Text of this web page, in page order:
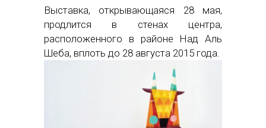
Выставка, открывающаяся 28 мая,
продлится в стенах центра,
расположенного в районе Над Аль
Шеба, вплоть до 28 августа 2015 года.